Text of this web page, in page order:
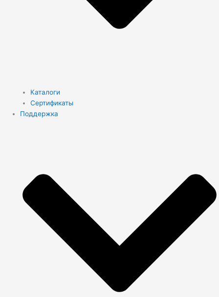
Каталоги
Сертификаты
Поддержка